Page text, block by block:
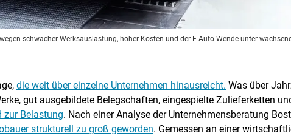
schwacher Werksauslastung, hoher Kosten und der E-Auto-Wende unter
die weit über einzelne Unternehmen hinausreicht. Was über
gut ausgebildete Belegschaften, eingespielte Zulieferketten
zur Belastung. Nach einer Analyse der Unternehmensberatung
strukturell zu groß geworden. Gemessen an einer